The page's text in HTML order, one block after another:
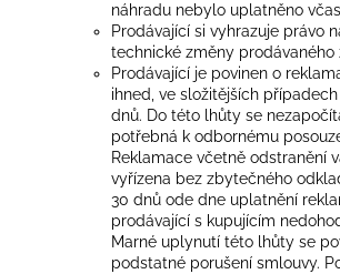
náhradu nebylo uplatněno
Prodávající si vyhrazuje právo
technické změny prodávaného
Prodávající je povinen o
ihned, ve složitějších
dnů. Do této lhůty se
potřebná k odbornému
Reklamace včetně odstranění
vyřízena bez zbytečného
30 dnů ode dne uplatnění
prodávající s kupujícím
Marné uplynutí této lhůty se
podstatné porušení smlouvy.